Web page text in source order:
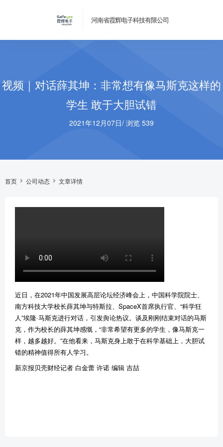
河南省霞辉电子科技有限公司
视频｜对话薛其坤：非常想有像马斯克这样的
学生 敢于大胆试错
2021年12月07日/ 浏览 539
首页 公司动态 文章详情
近日，在2021年中国发展高层论坛经济峰会上，中国科学院院士、
南方科技大学校长薛其坤与特斯拉、SpaceX首席执行官、“科学狂
人”埃隆·马斯克进行对话，引发舆论热议。谈及刚刚结束对话的马斯
克，作为校长的薛其坤感慨，“非常希望有更多的学生，像马斯克一
样，越多越好。”在他看来，马斯克身上敢于在科学基础上，大胆试
错的精神值得所有人学习。
新京报贝壳财经记者 白金蕾 许诺 编辑 吉喆